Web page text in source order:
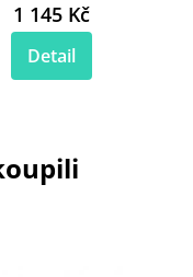
1 145 Kč
Detail